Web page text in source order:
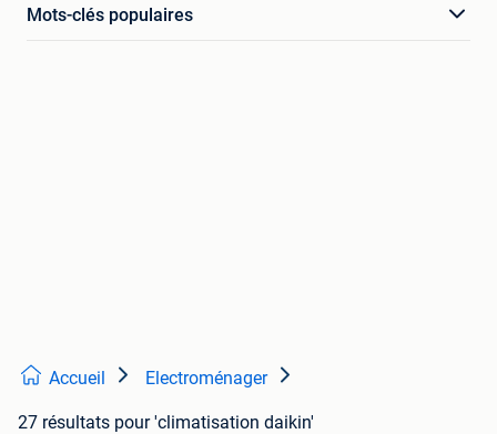
Mots-clés populaires
Accueil Electroménager
27 résultats pour 'climatisation daikin'